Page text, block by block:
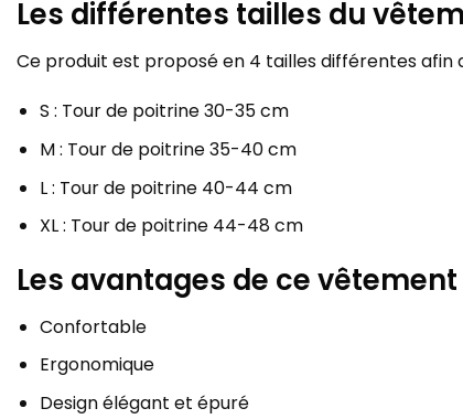
Les différentes tailles du
Ce produit est proposé en 4 tailles différentes
S : Tour de poitrine 30-35 cm
M : Tour de poitrine 35-40 cm
L : Tour de poitrine 40-44 cm
XL : Tour de poitrine 44-48 cm
Les avantages de ce
Confortable
Ergonomique
Design élégant et épuré